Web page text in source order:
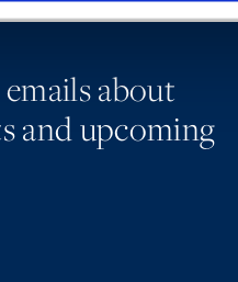
about
and upcoming